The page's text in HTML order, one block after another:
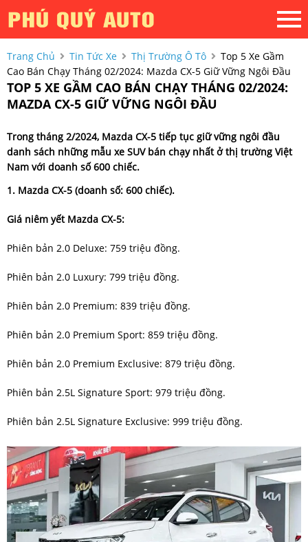
Trang Chủ Tin Tức Xe Thị Trường Ô Tô
Top 5 Xe Gầm
Cao Bán Chạy Tháng 02/2024: Mazda CX-5 Giữ Vững Ngôi Đầu
TOP 5 XE GẦM CAO BÁN CHẠY THÁNG 02/2024:
MAZDA CX-5 GIỮ VỮNG NGÔI ĐẦU
Trong tháng 2/2024, Mazda CX-5 tiếp tục giữ vững ngôi đầu
danh sách những mẫu xe SUV bán chạy nhất ở thị trường Việt
Nam với doanh số 600 chiếc.
1. Mazda CX-5 (doanh số: 600 chiếc).
Giá niêm yết Mazda CX-5:
Phiên bản 2.0 Deluxe: 759 triệu đồng.
Phiên bản 2.0 Luxury: 799 triệu đồng.
Phiên bản 2.0 Premium: 839 triệu đồng.
Phiên bản 2.0 Premium Sport: 859 triệu đồng.
Phiên bản 2.0 Premium Exclusive: 879 triệu đồng.
Phiên bản 2.5L Signature Sport: 979 triệu đồng.
Phiên bản 2.5L Signature Exclusive: 999 triệu đồng.